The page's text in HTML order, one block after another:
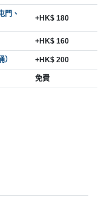
門、
+HK$ 180
+HK$ 160
+HK$ 200
免費